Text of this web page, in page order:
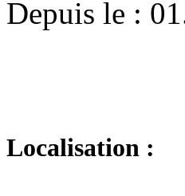
Depuis le :
Localisation :